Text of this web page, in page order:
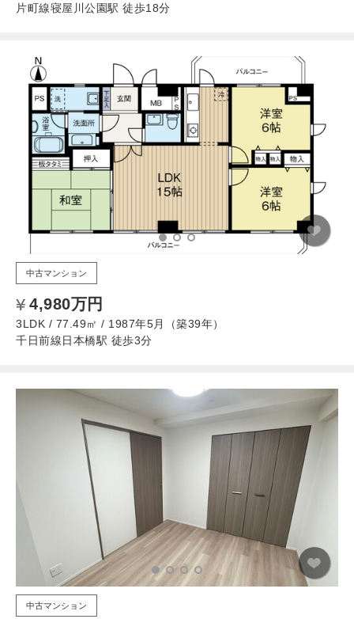
片町線寝屋川公園駅 徒歩18分
中古マンション
4,980万円
3LDK / 77.49㎡ / 1987年5月（築39年）
千日前線日本橋駅 徒歩3分
中古マンション